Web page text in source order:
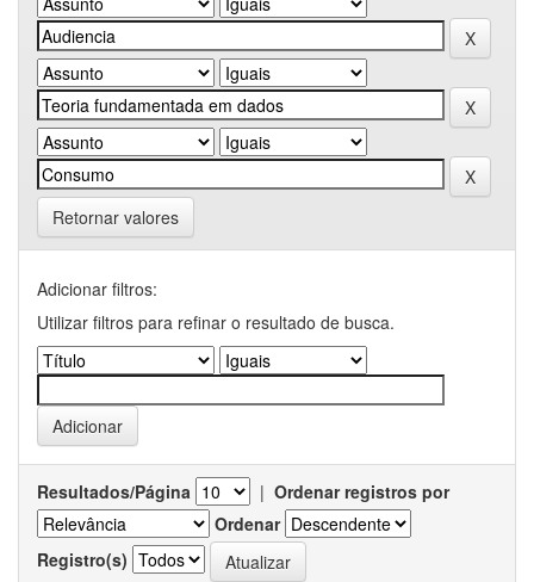
Retornar valores
Adicionar filtros:
Utilizar filtros para refinar o resultado de busca.
Resultados/Página | Ordenar registros por
Ordenar
Registro(s)